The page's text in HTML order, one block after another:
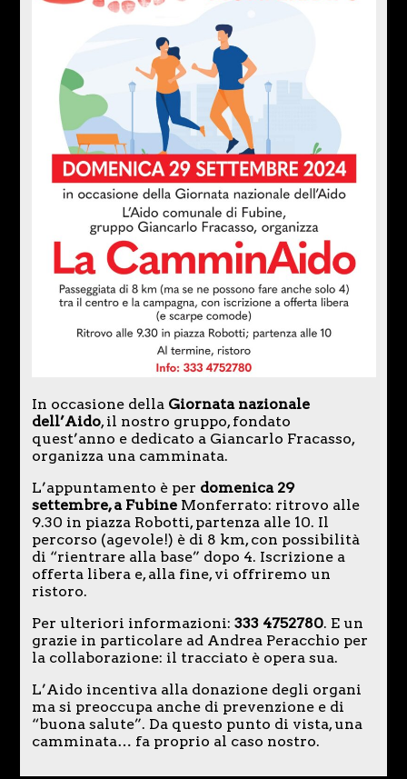
In occasione dellaGiornata nazionale
dell’Aido, il nostro gruppo, fondato
quest’anno e dedicato a Giancarlo Fracasso,
organizza una camminata.
L’appuntamento è per domenica 29
settembre, a FubineMonferrato: ritrovo alle
9.30 in piazza Robotti, partenza alle 10. Il
percorso (agevole!) è di 8 km, con possibilità
di “rientrare alla base” dopo 4. Iscrizione a
offerta libera e, alla fine, vi offriremo un
ristoro.
Per ulteriori informazioni: 333 4752780. E un
grazie in particolare ad Andrea Peracchio per
la collaborazione: il tracciato è opera sua.
L’Aido incentiva alla donazione degli organi
ma si preoccupa anche di prevenzione e di
“buona salute”. Da questo punto di vista, una
camminata… fa proprio al caso nostro.